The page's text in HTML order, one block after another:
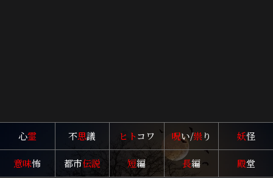
心霊 不思議 ヒトコワ 呪い/祟り 妖怪
意味怖 都市伝説 短編 長編 殿堂